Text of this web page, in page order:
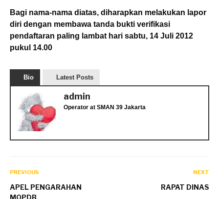
Bagi nama-nama diatas, diharapkan melakukan lapor
diri dengan membawa tanda bukti verifikasi
pendaftaran paling lambat hari sabtu, 14 Juli 2012
pukul 14.00
Bio Latest Posts
admin
Operator at SMAN 39 Jakarta
PREVIOUS
APEL PENGARAHAN
MOPDB
NEXT
RAPAT DINAS